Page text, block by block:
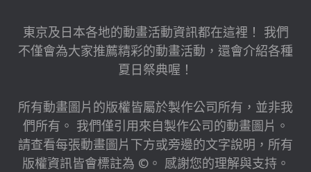
東京及日本各地的動畫活動資訊都在這裡！ 我們
不僅會為大家推薦精彩的動畫活動，還會介紹各種
夏日祭典喔！
所有動畫圖片的版權皆屬於製作公司所有，並非我
們所有。 我們僅引用來自製作公司的動畫圖片。
請查看每張動畫圖片下方或旁邊的文字說明，所有
版權資訊皆會標註為 ©。 感謝您的理解與支持。